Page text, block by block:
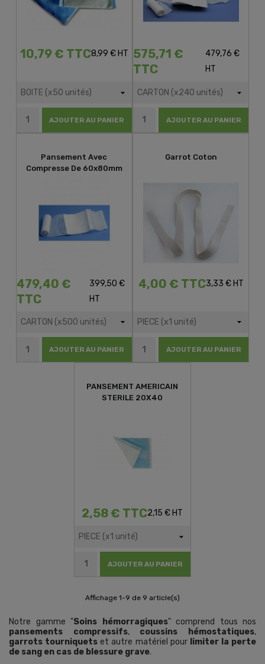
10,79 € TTC8,99 € HT
AJOUTER AU PANIER
575,71 €
TTC
479,76 €
HT
AJOUTER AU PANIER
Pansement Avec
Compresse De 60x80mm
479,40 €
TTC
399,50 €
HT
AJOUTER AU PANIER
Garrot Coton
4,00 € TTC3,33 € HT
AJOUTER AU PANIER
PANSEMENT AMERICAIN
STERILE 20X40
2,58 € TTC2,15 € HT
AJOUTER AU PANIER
Affichage 1-9 de 9 article(s)
Notre gamme "Soins hémorragiques" comprend tous nos
pansements compressifs, coussins hémostatiques,
garrots tourniquets et autre matériel pour limiter la perte
de sang en cas de blessure grave.